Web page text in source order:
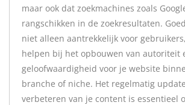
maar ook dat zoekmachines zoals
rangschikken in de zoekresultaten.
niet alleen aantrekkelijk voor
helpen bij het opbouwen van autoriteit
geloofwaardigheid voor je website
branche of niche. Het regelmatig
verbeteren van je content is essentieel